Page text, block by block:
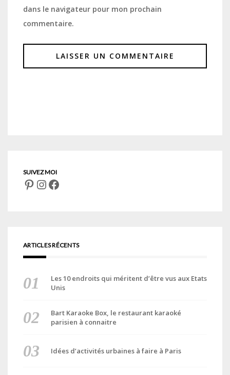
dans le navigateur pour mon prochain
commentaire.
Pinterest
Instagram
Facebook
ARTICLES RÉCENTS
Les 10 endroits qui méritent d’être vus aux Etats
Unis
Bart Karaoke Box, le restaurant karaoké
parisien à connaitre
Idées d’activités urbaines à faire à Paris